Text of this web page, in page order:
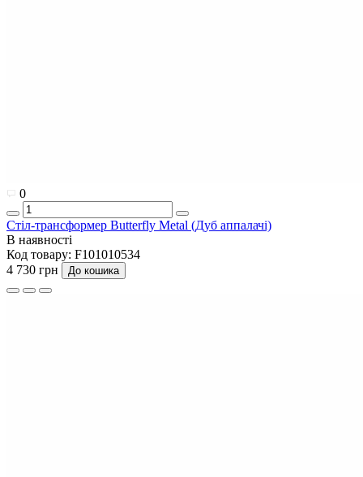
0
Стіл-трансформер Butterfly Metal (Дуб аппалачі)
В наявності
Код товару: F101010534
4 730 грн
До кошика